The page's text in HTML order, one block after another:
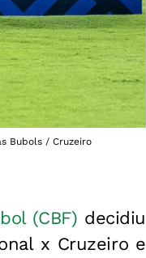
Bubols / Cruzeiro
(CBF) decidiu
x Cruzeiro e